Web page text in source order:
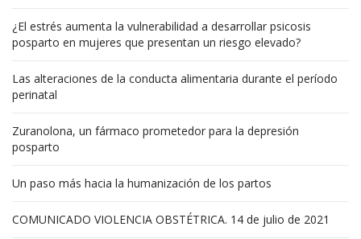
¿El estrés aumenta la vulnerabilidad a desarrollar psicosis
posparto en mujeres que presentan un riesgo elevado?
Las alteraciones de la conducta alimentaria durante el período
perinatal
Zuranolona, un fármaco prometedor para la depresión
posparto
Un paso más hacia la humanización de los partos
COMUNICADO VIOLENCIA OBSTÉTRICA. 14 de julio de 2021